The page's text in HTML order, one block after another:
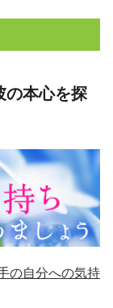
本心を探
の自分への気持